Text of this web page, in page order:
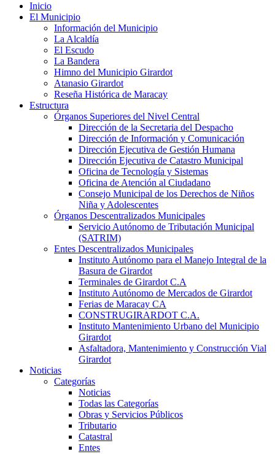
Inicio
El Municipio
Información del Municipio
La Alcaldía
El Escudo
La Bandera
Himno del Municipio Girardot
Atanasio Girardot
Reseña Histórica de Maracay
Estructura
Órganos Superiores del Nivel Central
Dirección de la Secretaria del Despacho
Dirección de Información y Comunicación
Dirección Ejecutiva de Gestión Humana
Dirección Ejecutiva de Catastro Municipal
Oficina de Tecnología y Sistemas
Oficina de Atención al Ciudadano
Consejo Municipal de los Derechos de Niños
Niña y Adolescentes
Órganos Descentralizados Municipales
Servicio Autónomo de Tributación Municipal
(SATRIM)
Entes Descentralizados Municipales
Instituto Autónomo para el Manejo Integral de la
Basura de Girardot
Terminales de Girardot C.A
Instituto Autónomo de Mercados de Girardot
Ferias de Maracay CA
CONSTRUGIRARDOT C.A.
Instituto Mantenimiento Urbano del Municipio
Girardot
Asfaltadora, Mantenimiento y Construcción Vial
Girardot
Noticias
Categorías
Noticias
Todas las Categorías
Obras y Servicios Públicos
Tributario
Catastral
Entes